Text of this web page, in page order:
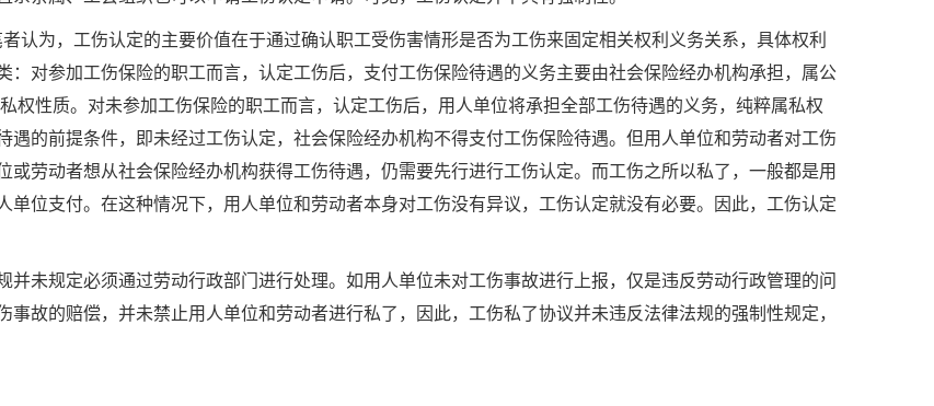
者认为，工伤认定的主要价值在于通过确认职工受伤害情形是否为工伤来固定相关权利义务关系，具体权利
：对参加工伤保险的职工而言，认定工伤后，支付工伤保险待遇的义务主要由社会保险经办机构承担，属公
权性质。对未参加工伤保险的职工而言，认定工伤后，用人单位将承担全部工伤待遇的义务，纯粹属私权
的前提条件，即未经过工伤认定，社会保险经办机构不得支付工伤保险待遇。但用人单位和劳动者对工伤
劳动者想从社会保险经办机构获得工伤待遇，仍需要先行进行工伤认定。而工伤之所以私了，一般都是用
单位支付。在这种情况下，用人单位和劳动者本身对工伤没有异议，工伤认定就没有必要。因此，工伤认定
未规定必须通过劳动行政部门进行处理。如用人单位未对工伤事故进行上报，仅是违反劳动行政管理的问
故的赔偿，并未禁止用人单位和劳动者进行私了，因此，工伤私了协议并未违反法律法规的强制性规定，